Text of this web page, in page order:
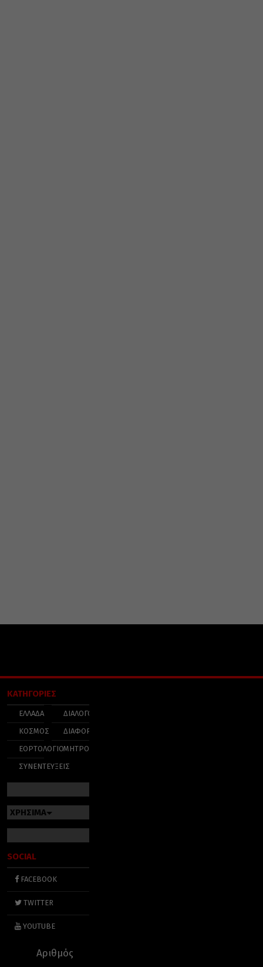
ΚΑΤΗΓΟΡΙΕΣ
ΕΛΛΑΔΑ
ΚΟΣΜΟΣ
ΕΟΡΤΟΛΟΓΙΟ
ΣΥΝΕΝΤΕΥΞΕΙΣ
ΔΙΑΛΟΓΟΣ
ΔΙΑΦΟΡΑ
ΜΗΤΡΟΠΟΛΕΙΣ
ΧΡΗΣΙΜΑ
SOCIAL
FACEBOOK
TWITTER
YOUTUBE
Αριθμός